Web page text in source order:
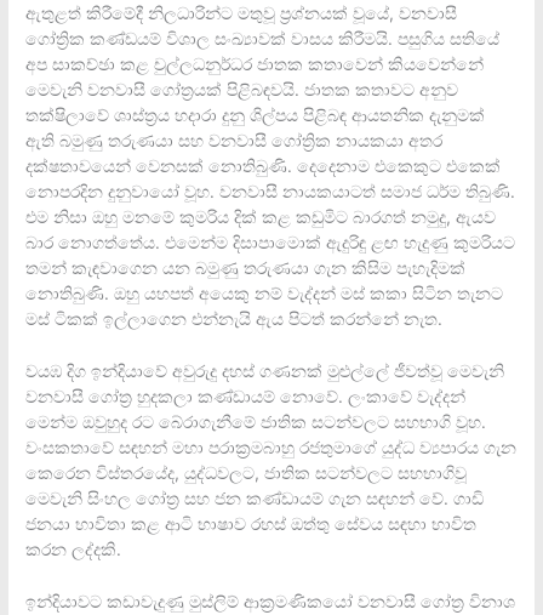
ඇතුළත් කිරීමේදී නිලධාරින්ට මතුවූ ප්‍රශ්නයක් වූයේ, වනවාසී
ගෝත්‍රික කණ්ඩයම් විශාල සංඛ්‍යාවක් වාසය කිරීමයි. පසුගිය සතියේ
අප සාකච්ඡා කළ චුල්ලධනුර්ධර ජාතක කතාවෙන් කියවෙන්නේ
මෙවැනි වනවාසී ගෝත්‍රයක් පිළිබඳවයි. ජාතක කතාවට අනුව
තක්ෂිලාවේ ශාස්ත්‍රය හදාරා දුනු ශිල්පය පිළිබඳ ආයතනික දැනුමක්
ඇති බමුණු තරුණයා සහ වනවාසී ගෝත්‍රික නායකයා අතර
දක්ෂතාවයෙන් වෙනසක් නොතිබුණි. දෙදෙනාම එකෙකුට එකෙක්
නොපරදින දුනුවායෝ වූහ. වනවාසී නායකයාටත් සමාජ ධර්ම තිබුණි.
එම නිසා ඔහු මනමේ කුමරිය දික් කළ කඩුමිට බාරගත් නමුදු, ඇයව
බාර නොගත්තේය. එමෙන්ම දිසාපාමොක් ඇදුරිඳු ළඟ හැදුණු කුමරියට
තමන් කැඳවාගෙන යන බමුණු තරුණයා ගැන කිසිම පැහැදිමක්
නොතිබුණි. ඔහු යහපත් අයෙකු නම් වැද්දන් මස් කකා සිටින තැනට
මස් ටිකක් ඉල්ලාගෙන එන්නැයි ඇය පිටත් කරන්නේ නැත.
වයඹ දිග ඉන්දියාවේ අවුරුදු දහස් ගණනක් මුළුල්ලේ ජීවත්වූ මෙවැනි
වනවාසී ගෝත්‍ර හුදකලා කණ්ඩායම් නොවේ. ලංකාවේ වැද්දන්
මෙන්ම ඔවුහුද රට බේරාගැනීමේ ජාතික සටන්වලට සහභාගි වූහ.
වංසකතාවේ සඳහන් මහා පරාක්‍රමබාහු රජතුමාගේ යුද්ධ ව්‍යපාරය ගැන
කෙරෙන විස්තරයේද, යුද්ධවලට, ජාතික සටන්වලට සහභාගිවූ
මෙවැනි සිංහල ගෝත්‍ර සහ ජන කණ්ඩායම් ගැන සඳහන් වේ. ගාඩි
ජනයා භාවිතා කළ ආටි භාෂාව රහස් ඔත්තු සේවය සඳහා භාවිත
කරන ලද්දකි.
ඉන්දියාවට කඩාවැදුණු මුස්ලිම් ආක්‍රමණිකයෝ වනවාසී ගෝත්‍ර විනාශ